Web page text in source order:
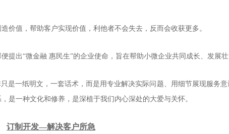
价值，帮助客户实现价值，利他者不会失去，反而会收获更多。
提出“微金融 惠民生”的企业使命，旨在帮助小微企业共同成长、发展壮
是一纸明文，一套话术，而是用专业解决实际问题、用细节展现服务
是一种文化和修养，是深植于我们内心深处的大爱与关怀。
订制开发—解决客户所急